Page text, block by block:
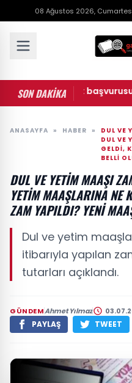
08 Ağustos 2026,
SON DAKİKA
dijital kart başvurusu nasıl
ANASAYFA » HABER »
DUL VE
DUL VE
GELDI,
BELLI
DUL VE YETIM MAAŞI
YETIM MAAŞLARINA NE
ZAM YAPILDI? YENI
Dul ve yetim
itibarıyla yapılan
tutarları açıklandı.
GÜNDEMAhmet Yılmaz
PAYLAŞ TWEET